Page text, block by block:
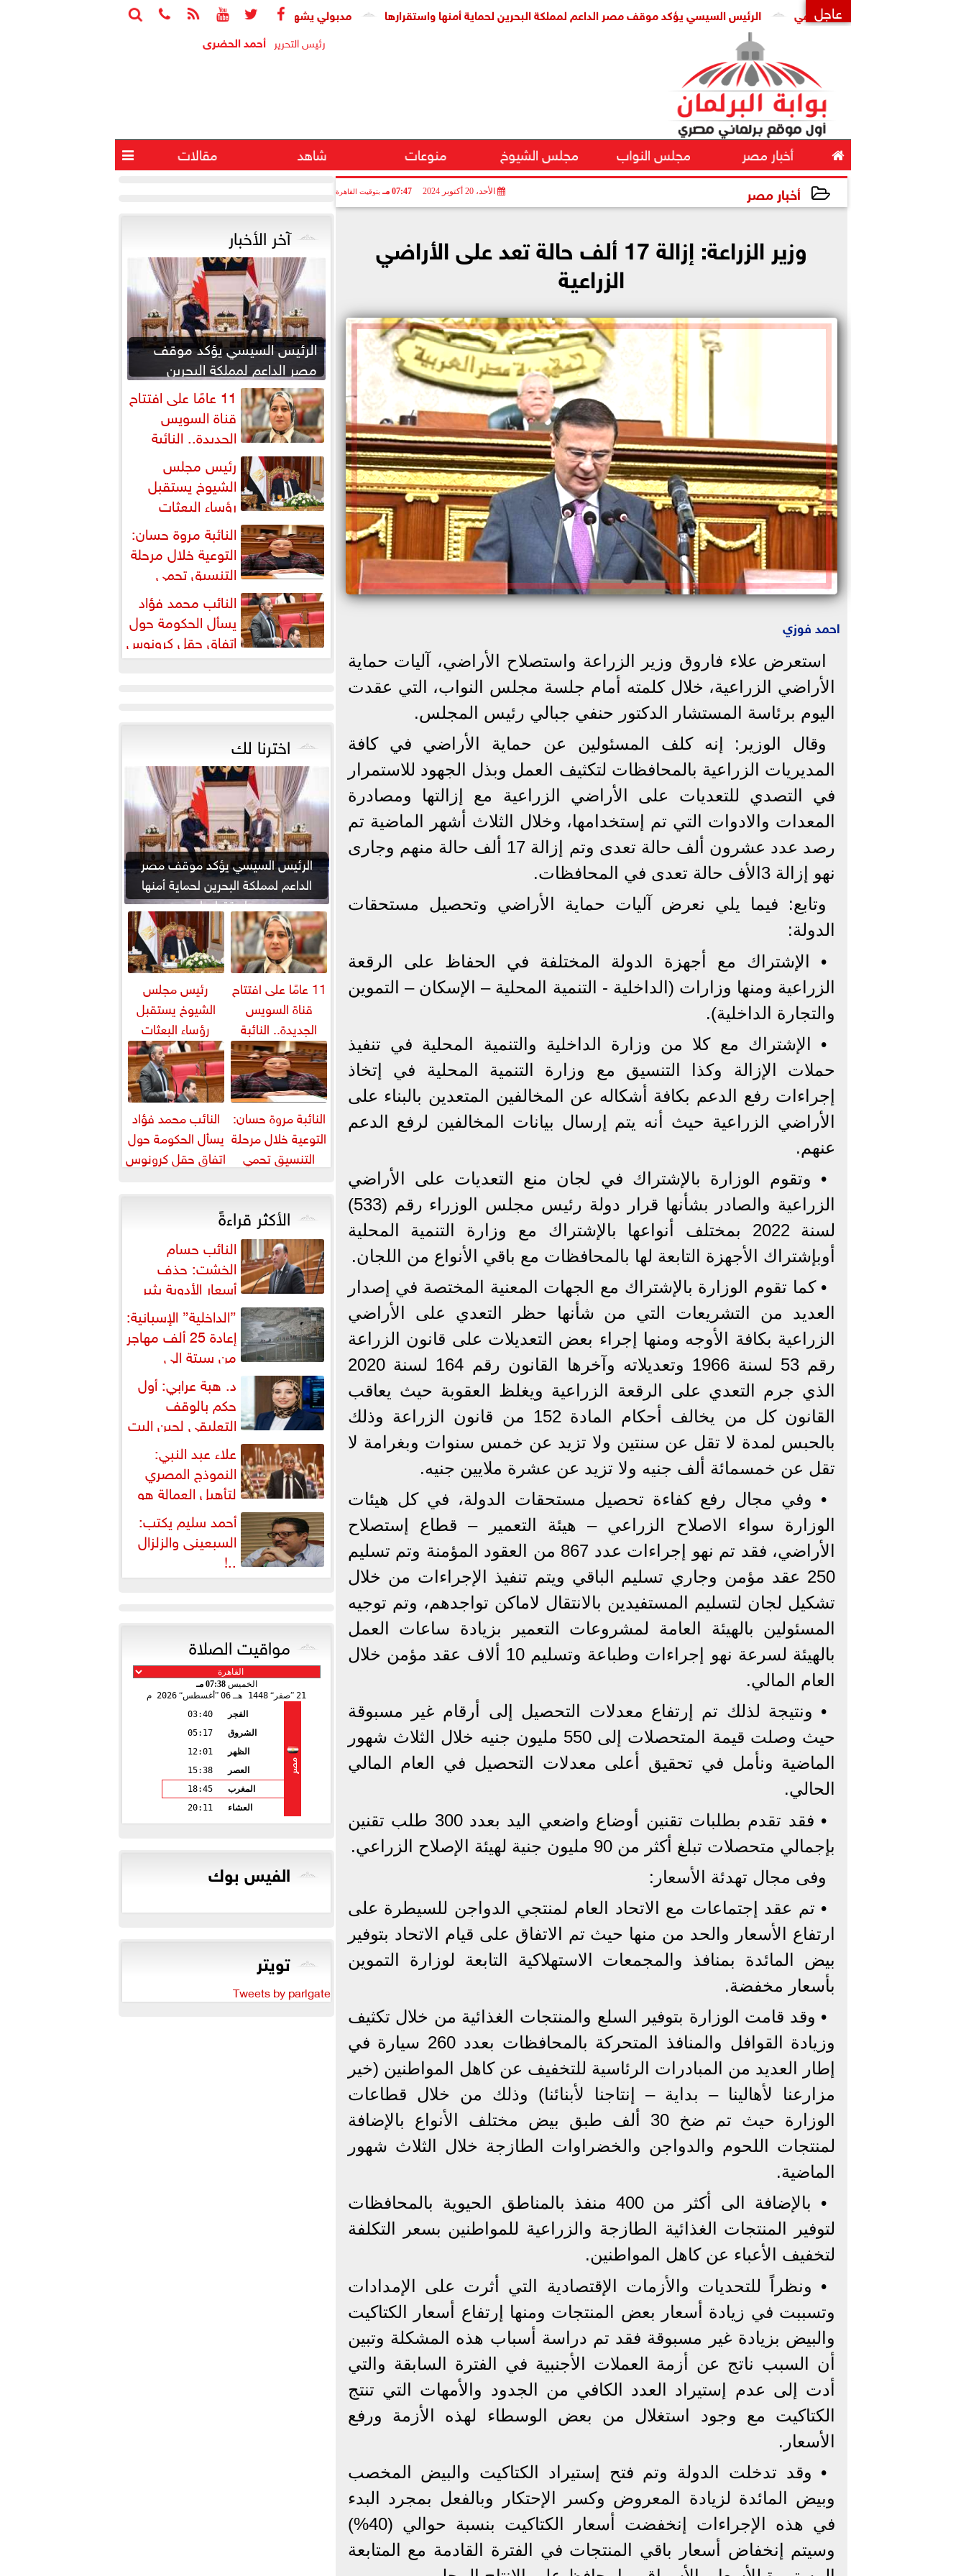





 عاجل مدبولي يشهد توقيع اتفاقية تأسيس شركة ”مواصلات مدن مصر” لتشغيل النقل الذكي الرئيس السيسي يؤكد موقف مصر الداعم لمملكة البحرين لحماية أمنها واستقرارها
رئيس التحرير أحمد الحضرى
 أخبار مصر مجلس النواب مجلس الشيوخ منوعات شاهد مقالات 
أخبار مصر الأحد، 20 أكتوبر 2024 07:47 مـ بتوقيت القاهرة
وزير الزراعة: إزالة 17 ألف حالة تعد على الأراضي
الزراعية
احمد فوزي
استعرض علاء فاروق وزير الزراعة واستصلاح الأراضي، آليات حماية
الأراضي الزراعية، خلال كلمته أمام جلسة مجلس النواب، التي عقدت
اليوم برئاسة المستشار الدكتور حنفي جبالي رئيس المجلس.
وقال الوزير: إنه كلف المسئولين عن حماية الأراضي في كافة
المديريات الزراعية بالمحافظات لتكثيف العمل وبذل الجهود للاستمرار
في التصدي للتعديات على الأراضي الزراعية مع إزالتها ومصادرة
المعدات والادوات التي تم إستخدامها، وخلال الثلاث أشهر الماضية تم
رصد عدد عشرون ألف حالة تعدى وتم إزالة 17 ألف حالة منهم وجارى
نهو إزالة 3الأف حالة تعدى في المحافظات.
وتابع: فيما يلي نعرض آليات حماية الأراضي وتحصيل مستحقات
الدولة:
• الإشتراك مع أجهزة الدولة المختلفة في الحفاظ على الرقعة
الزراعية ومنها وزارات (الداخلية - التنمية المحلية – الإسكان – التموين
والتجارة الداخلية).
• الإشتراك مع كلا من وزارة الداخلية والتنمية المحلية في تنفيذ
حملات الإزالة وكذا التنسيق مع وزارة التنمية المحلية في إتخاذ
إجراءات رفع الدعم بكافة أشكاله عن المخالفين المتعدين بالبناء على
الأراضي الزراعية حيث أنه يتم إرسال بيانات المخالفين لرفع الدعم
عنهم.
• وتقوم الوزارة بالإشتراك في لجان منع التعديات على الأراضي
الزراعية والصادر بشأنها قرار دولة رئيس مجلس الوزراء رقم (533)
لسنة 2022 بمختلف أنواعها بالإشتراك مع وزارة التنمية المحلية
أوبإشتراك الأجهزة التابعة لها بالمحافظات مع باقي الأنواع من اللجان.
• كما تقوم الوزارة بالإشتراك مع الجهات المعنية المختصة في إصدار
العديد من التشريعات التي من شأنها حظر التعدي على الأراضي
الزراعية بكافة الأوجه ومنها إجراء بعض التعديلات على قانون الزراعة
رقم 53 لسنة 1966 وتعديلاته وآخرها القانون رقم 164 لسنة 2020
الذي جرم التعدي على الرقعة الزراعية ويغلظ العقوبة حيث يعاقب
القانون كل من يخالف أحكام المادة 152 من قانون الزراعة وذلك
بالحبس لمدة لا تقل عن سنتين ولا تزيد عن خمس سنوات وبغرامة لا
تقل عن خمسمائة ألف جنيه ولا تزيد عن عشرة ملايين جنيه.
• وفي مجال رفع كفاءة تحصيل مستحقات الدولة، في كل هيئات
الوزارة سواء الاصلاح الزراعي – هيئة التعمير – قطاع إستصلاح
الأراضي، فقد تم نهو إجراءات عدد 867 من العقود المؤمنة وتم تسليم
250 عقد مؤمن وجاري تسليم الباقي ويتم تنفيذ الإجراءات من خلال
تشكيل لجان لتسليم المستفيدين بالانتقال لاماكن تواجدهم، وتم توجيه
المسئولين بالهيئة العامة لمشروعات التعمير بزيادة ساعات العمل
بالهيئة لسرعة نهو إجراءات وطباعة وتسليم 10 ألاف عقد مؤمن خلال
العام المالي.
• ونتيجة لذلك تم إرتفاع معدلات التحصيل إلى أرقام غير مسبوقة
حيث وصلت قيمة المتحصلات إلى 550 مليون جنيه خلال الثلاث شهور
الماضية ونأمل في تحقيق أعلى معدلات التحصيل في العام المالي
الحالي.
• فقد تقدم بطلبات تقنين أوضاع واضعي اليد بعدد 300 طلب تقنين
بإجمالي متحصلات تبلغ أكثر من 90 مليون جنية لهيئة الإصلاح الزراعي.
وفى مجال تهدئة الأسعار:
• تم عقد إجتماعات مع الاتحاد العام لمنتجي الدواجن للسيطرة على
ارتفاع الأسعار والحد من منها حيث تم الاتفاق على قيام الاتحاد بتوفير
بيض المائدة بمنافذ والمجمعات الاستهلاكية التابعة لوزارة التموين
بأسعار مخفضة.
• وقد قامت الوزارة بتوفير السلع والمنتجات الغذائية من خلال تكثيف
وزيادة القوافل والمنافذ المتحركة بالمحافظات بعدد 260 سيارة في
إطار العديد من المبادرات الرئاسية للتخفيف عن كاهل المواطنين (خير
مزارعنا لأهالينا – بداية – إنتاجنا لأبنائنا) وذلك من خلال قطاعات
الوزارة حيث تم ضخ 30 ألف طبق بيض مختلف الأنواع بالإضافة
لمنتجات اللحوم والدواجن والخضراوات الطازجة خلال الثلاث شهور
الماضية.
• بالإضافة الى أكثر من 400 منفذ بالمناطق الحيوية بالمحافظات
لتوفير المنتجات الغذائية الطازجة والزراعية للمواطنين بسعر التكلفة
لتخفيف الأعباء عن كاهل المواطنين.
• ونظراً للتحديات والأزمات الإقتصادية التي أثرت على الإمدادات
وتسببت في زيادة أسعار بعض المنتجات ومنها إرتفاع أسعار الكتاكيت
والبيض بزيادة غير مسبوقة فقد تم دراسة أسباب هذه المشكلة وتبين
أن السبب ناتج عن أزمة العملات الأجنبية في الفترة السابقة والتي
أدت إلى عدم إستيراد العدد الكافي من الجدود والأمهات التي تنتج
الكتاكيت مع وجود استغلال من بعض الوسطاء لهذه الأزمة ورفع
الأسعار.
• وقد تدخلت الدولة وتم فتح إستيراد الكتاكيت والبيض المخصب
وبيض المائدة لزيادة المعروض وكسر الإحتكار وبالفعل بمجرد البدء
في هذه الإجراءات إنخفضت أسعار الكتاكيت بنسبة حوالي (40%)
وسيتم إنخفاض أسعار باقي المنتجات في الفترة القادمة مع المتابعة
آخر الأخبار
الرئيس السيسي يؤكد موقف
مصر الداعم لمملكة البحرين
لحماية أمنها واستقرارها11 عامًا على افتتاح
قناة السويس
الجديدة.. النائبة
مروة قنصوة: رؤية الدولة...
رئيس مجلس
الشيوخ يستقبل
رؤساء البعثات
الدبلوماسية المصرية بالخارجالنائبة مروة حسان:
التوعية خلال مرحلة
التنسيق تحمي
الطلاب من النصب الأكاديمي
النائب محمد فؤاد
يسأل الحكومة حول
اتفاق حقل كرونوس
اخترنا لك
الرئيس السيسي يؤكد موقف مصر
الداعم لمملكة البحرين لحماية أمنها
واستقرارها
11 عامًا على افتتاح
قناة السويس
الجديدة.. النائبة
مروة قنصوة: رؤية
الدولة...
رئيس مجلس
الشيوخ يستقبل
رؤساء البعثات
الدبلوماسية
المصرية بالخارج
النائبة مروة حسان:
التوعية خلال مرحلة
التنسيق تحمي
الأكاديمي
النائب محمد فؤاد
يسأل الحكومة حول
اتفاق حقل كرونوس
الأكثر قراءةً
النائب حسام
الخشت: حذف
أسعار الأدوية يثير
إشكالية دستورية ويهدد حق
المواطن...
”الداخلية” الإسبانية:
إعادة 25 ألف مهاجر
من سبتة إلى
المغرب... وارتفاع حصيلة...
د. هبة عرابي: أول
حكم بالوقف
التعليقي لحين البت
في الطعن على... علاء عبد النبي:
النموذج المصري
لتأهيل العمالة هو
البديل العملي والأمثل لأزمات...
أحمد سليم يكتب:
السبعينى والزلزال
..!
مواقيت الصلاة
الخميس07:38 مـ
21 صفر 1448 هـ 06 أغسطس 2026 م
مصر
الفجر
03:40
الشروق
05:17
الظهر
12:01
العصر
15:38
المغرب
18:45
العشاء
20:11
الفيس بوك
تويتر
Tweets by parlgate